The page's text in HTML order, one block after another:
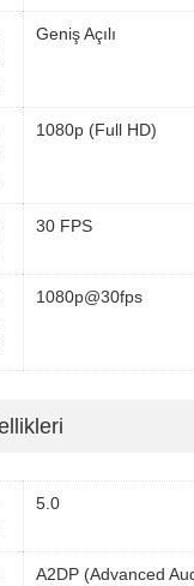
Geniş Açılı
1080p (Full HD)
30 FPS
1080p@30fps
5.0
A2DP (Advanced